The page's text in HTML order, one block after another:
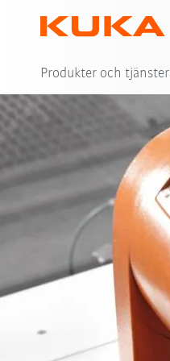
Produkter och tjänster